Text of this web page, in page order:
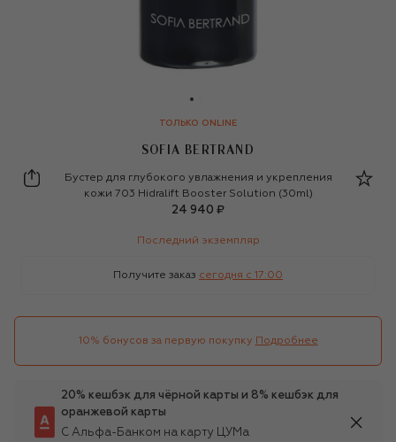
ТОЛЬКО ONLINE
SOFIA BERTRAND
Sofia Bertrand
Бустер для глубокого увлажнения и укрепления
кожи 703 Hidralift Booster Solution (30ml)
24 940 ₽
Последний экземпляр
Получите заказ сегодня c 17:00
10% бонусов за первую покупку Подробнее
20% кешбэк для чёрной карты и 8% кешбэк для
оранжевой карты
С Альфа-Банком на карту ЦУМа